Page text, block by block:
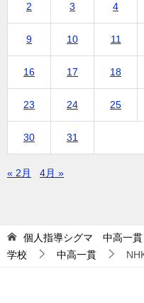
2 3 4
9 10 11
16 17 18
23 24 25
30 31
« 2月 4月 »
個人指導シグマ 中高一貫
学校
中高一貫